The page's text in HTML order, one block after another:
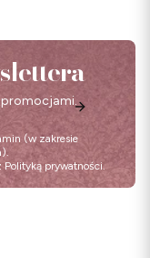
promocjami.
(w zakresie
Polityką prywatności.